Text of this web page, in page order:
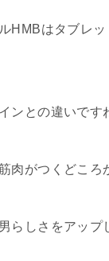
HMBはタブレ
ンとの違いです
肉がつくどころ
らしさをアップ